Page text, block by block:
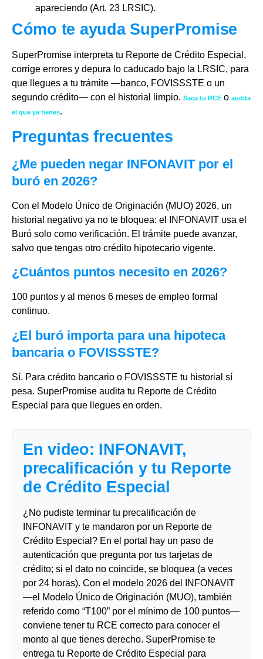
apareciendo (Art. 23 LRSIC).
Cómo te ayuda SuperPromise
SuperPromise interpreta tu Reporte de Crédito Especial,
corrige errores y depura lo caducado bajo la LRSIC, para
que llegues a tu trámite —banco, FOVISSSTE o un
segundo crédito— con el historial limpio. Saca tu RCE o audita
el que ya tienes.
Preguntas frecuentes
¿Me pueden negar INFONAVIT por el
buró en 2026?
Con el Modelo Único de Originación (MUO) 2026, un
historial negativo ya no te bloquea: el INFONAVIT usa el
Buró solo como verificación. El trámite puede avanzar,
salvo que tengas otro crédito hipotecario vigente.
¿Cuántos puntos necesito en 2026?
100 puntos y al menos 6 meses de empleo formal
continuo.
¿El buró importa para una hipoteca
bancaria o FOVISSSTE?
Sí. Para crédito bancario o FOVISSSTE tu historial sí
pesa. SuperPromise audita tu Reporte de Crédito
Especial para que llegues en orden.
En video: INFONAVIT,
precalificación y tu Reporte
de Crédito Especial
¿No pudiste terminar tu precalificación de
INFONAVIT y te mandaron por un Reporte de
Crédito Especial? En el portal hay un paso de
autenticación que pregunta por tus tarjetas de
crédito; si el dato no coincide, se bloquea (a veces
por 24 horas). Con el modelo 2026 del INFONAVIT
—el Modelo Único de Originación (MUO), también
referido como “T100” por el mínimo de 100 puntos—
conviene tener tu RCE correcto para conocer el
monto al que tienes derecho. SuperPromise te
entrega tu Reporte de Crédito Especial para